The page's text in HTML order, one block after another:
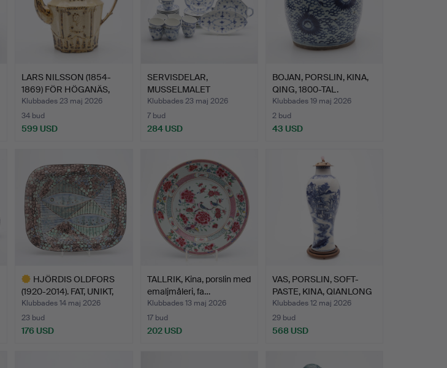
LARS NILSSON (1854-
1869) FÖR HÖGANÄS,
KAFF…
Klubbades 23 maj 2026
34 bud
599 USD
SERVISDELAR,
MUSSELMALET
HALVBLOND, ROYAL …
Klubbades 23 maj 2026
7 bud
284 USD
BOJAN, PORSLIN, KINA,
QING, 1800-TAL.
Klubbades 19 maj 2026
2 bud
43 USD
HJÖRDIS OLDFORS
(1920-2014). FAT, UNIKT,
S…
Klubbades 14 maj 2026
23 bud
176 USD
TALLRIK, Kina, porslin med
emaljmåleri, fa…
Klubbades 13 maj 2026
17 bud
202 USD
VAS, PORSLIN, SOFT-
PASTE, KINA, QIANLONG
(…
Klubbades 12 maj 2026
29 bud
568 USD